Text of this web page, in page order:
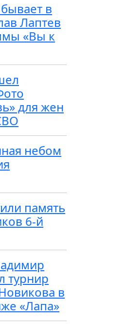
в
Лаптев
«Вы к
для жен
небом
память
6-й
турнир
в
«Лапа»